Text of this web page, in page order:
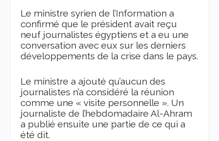
Le ministre syrien de l’Informationa
confirméque le président avait reçu
neuf journalistes égyptiens et a eu une
conversation avec eux sur les derniers
développements de la crise dans le pays.
Le ministre aajouté qu’aucun des
journalistes n’a considéré la réunion
comme une «visite personnelle ». Un
journaliste de l’hebdomadaire Al-Ahram
a publiéensuite une partie de ce qui a
été dit.